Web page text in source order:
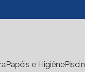
Papéis e Higiêne